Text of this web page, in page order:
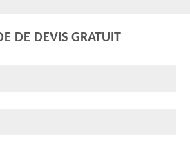
DE DEVIS GRATUIT